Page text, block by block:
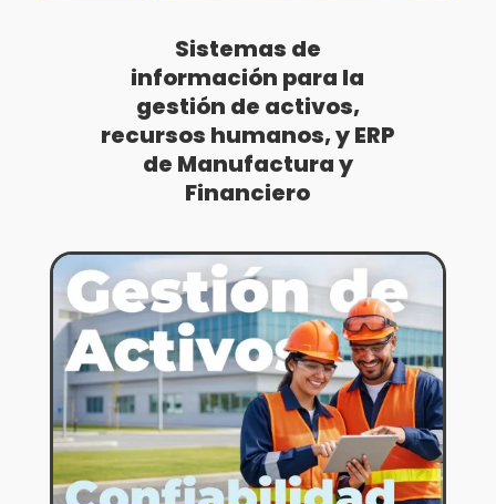
Sistemas de
información para la
gestión de activos,
recursos humanos, y ERP
de Manufactura y
Financiero